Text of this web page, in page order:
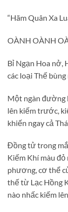
“Hãm Quân Xa
OÀNH OÀNH
Bỉ Ngạn Hoa nở,
các loại Thế bùng
Một ngàn đường
lên kiếm trước,
khiến ngay cả
Đồng tử trong
Kiếm Khí màu
phương, cơ thể
thế từ Lạc Hồng
nào nhấc kiếm